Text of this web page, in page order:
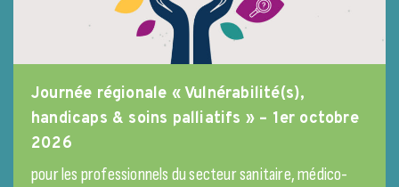
Journée régionale « Vulnérabilité(s),
handicaps & soins palliatifs » – 1er octobre
2026
pour les professionnels du secteur sanitaire, médico-